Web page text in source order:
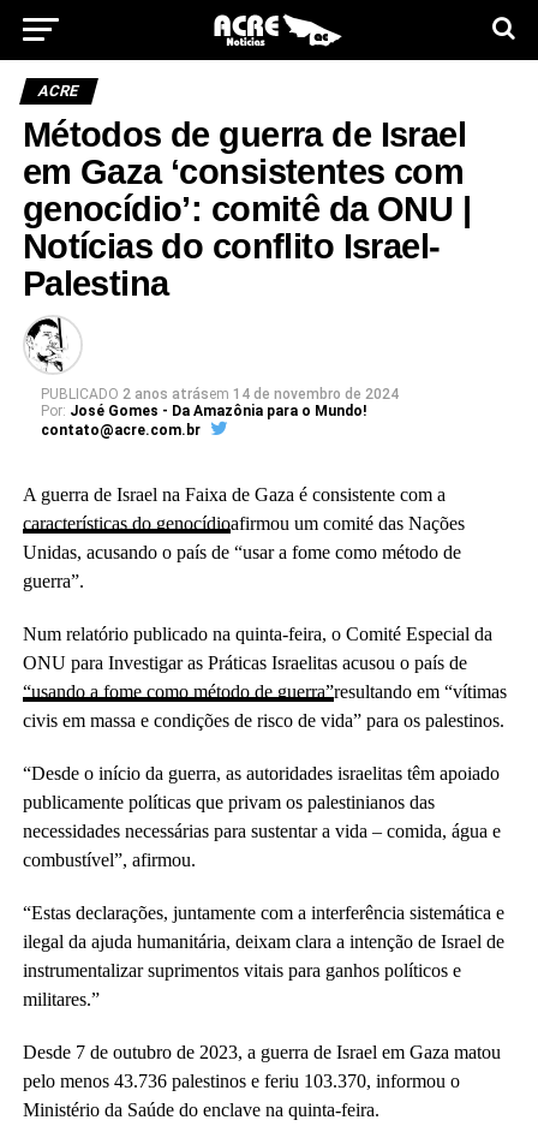
ACRE
Métodos de guerra de Israel
em Gaza ‘consistentes com
genocídio’: comitê da ONU |
Notícias do conflito Israel-
Palestina
PUBLICADO 2 anos atrásem 14 de novembro de 2024
Por: José Gomes - Da Amazônia para o Mundo!
contato@acre.com.br
A guerra de Israel na Faixa de Gaza é consistente com a
características do genocídioafirmou um comité das Nações
Unidas, acusando o país de “usar a fome como método de
guerra”.
Num relatório publicado na quinta-feira, o Comité Especial da
ONU para Investigar as Práticas Israelitas acusou o país de
“usando a fome como método de guerra”resultando em “vítimas
civis em massa e condições de risco de vida” para os palestinos.
“Desde o início da guerra, as autoridades israelitas têm apoiado
publicamente políticas que privam os palestinianos das
necessidades necessárias para sustentar a vida – comida, água e
combustível”, afirmou.
“Estas declarações, juntamente com a interferência sistemática e
ilegal da ajuda humanitária, deixam clara a intenção de Israel de
instrumentalizar suprimentos vitais para ganhos políticos e
militares.”
Desde 7 de outubro de 2023, a guerra de Israel em Gaza matou
pelo menos 43.736 palestinos e feriu 103.370, informou o
Ministério da Saúde do enclave na quinta-feira.